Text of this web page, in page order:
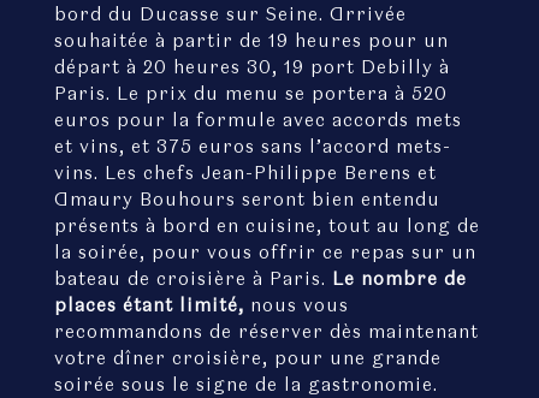
bord du Ducasse sur Seine. Arrivée
souhaitée à partir de 19 heures pour un
départ à 20 heures 30, 19 port Debilly à
Paris. Le prix du menu se portera à 520
euros pour la formule avec accords mets
et vins, et 375 euros sans l’accord mets-
vins. Les chefs Jean-Philippe Berens et
Amaury Bouhours seront bien entendu
présents à bord en cuisine, tout au long de
la soirée, pour vous offrir ce repas sur un
bateau de croisière à Paris. Le nombre de
places étant limité, nous vous
recommandons de réserver dès maintenant
votre dîner croisière, pour une grande
soirée sous le signe de la gastronomie.